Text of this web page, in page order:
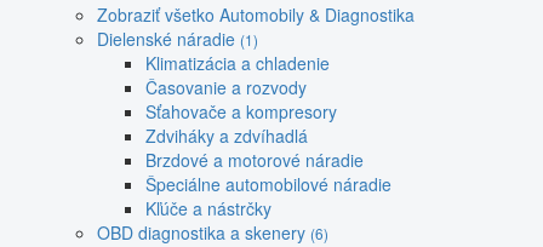
Zobraziť všetko Automobily & Diagnostika
Dielenské náradie (1)
Klimatizácia a chladenie
Časovanie a rozvody
Sťahovače a kompresory
Zdviháky a zdvíhadlá
Brzdové a motorové náradie
Špeciálne automobilové náradie
Kľúče a nástrčky
OBD diagnostika a skenery (6)